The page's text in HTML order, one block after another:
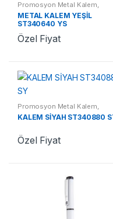
Promosyon Metal Kalem,
Promosyon Kalemler
METAL KALEM YEŞİL
ST340640 YS
Özel Fiyat
Promosyon Metal Kalem
Promosyon Kalemler
KALEM SİYAH ST340880
Özel Fiyat